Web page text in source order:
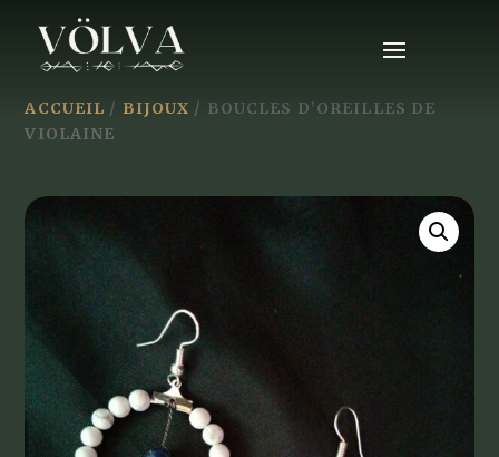
ACCUEIL / BIJOUX / BOUCLES D’OREILLES DE
VIOLAINE